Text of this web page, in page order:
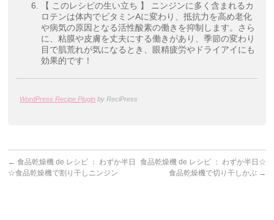
【 このレシピの生い立ち 】 ニンジンに多く含まれるカ
ロテンは体内でビタミンAに変わり、抵抗力を高め老化
や病気の原因となる活性酸素の働きを抑制します。さら
に、粘膜や皮膚を丈夫にする働きがあり、季節の変わり
目で肌荒れが気になるとき、眼精疲労やドライアイにも
効果的です！
WordPress Recipe Plugin by ReciPress
← 食品乾燥機 de レシピ ： わずか半日
☆食品乾燥機で割り干しニンジン
食品乾燥機 de レシピ ： わずか半日☆
食品乾燥機で切り干しかぶ →